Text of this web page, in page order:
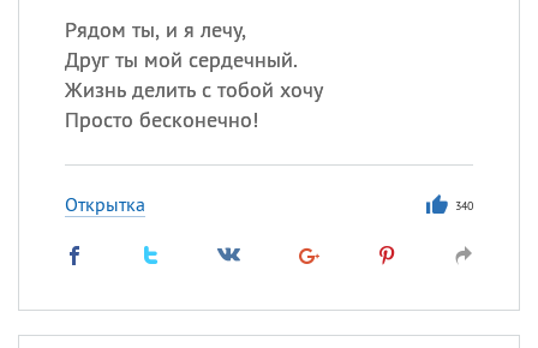
Рядом ты, и я лечу,
Друг ты мой сердечный.
Жизнь делить с тобой хочу
Просто бесконечно!
Открытка 340